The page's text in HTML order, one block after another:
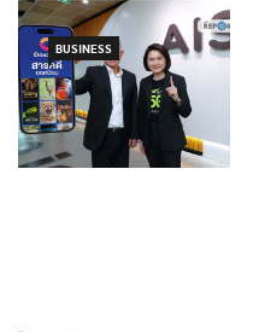
BUSINESS